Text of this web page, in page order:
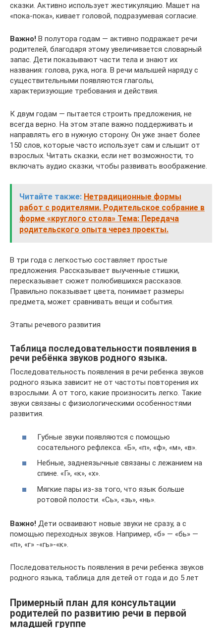
сказки. Активно использует жестикуляцию. Машет на
«пока-пока», кивает головой, подразумевая согласие.
Важно! В полутора годам — активно подражает речи
родителей, благодаря этому увеличивается словарный
запас. Дети показывают части тела и знают их
названия: голова, рука, нога. В речи малышей наряду с
существительными появляются глаголы,
характеризующие требования и действия.
К двум годам — пытается строить предложения, не
всегда верно. На этом этапе важно поддерживать и
направлять его в нужную сторону. Он уже знает более
150 слов, которые часто использует сам и слышит от
взрослых. Читать сказки, если нет возможности, то
включать аудио сказки, чтобы развивать воображение.
Читайте также: Нетрадиционные формы
работ с родителями. Родительское собрание в
форме «круглого стола» Тема: Передача
родительского опыта через проекты.
В три года с легкостью составляет простые
предложения. Рассказывает выученные стишки,
пересказывает сюжет полюбившихся рассказов.
Правильно показывает цвета, понимает размеры
предмета, может сравнивать вещи и события.
Этапы речевого развития
Таблица последовательности появления в
речи ребёнка звуков родного языка.
Последовательность появления в речи ребенка звуков
родного языка зависит не от частоты повторения их
взрослыми. А от того, какие произносить легко. Такие
звуки связаны с физиологическими особенностями
развития.
Губные звуки появляются с помощью
сосательного рефлекса. «Б», «п», «ф», «м», «в».
Небные, заднеязычные связаны с лежанием на
спине. «Г», «к», «х».
Мягкие пары из-за того, что язык больше
ротовой полости. «Сь», «зь», «нь».
Важно! Дети осваивают новые звуки не сразу, а с
помощью переходных звуков. Например, «б» — «бь» —
«п», «г» -«гь»-«к».
Последовательность появления в речи ребенка звуков
родного языка, таблица для детей от года и до 5 лет
Примерный план для консультации
родителей по развитию речи в первой
младшей группе